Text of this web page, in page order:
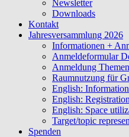
Newsletter
Downloads
Kontakt
Jahresversammlung 2026
Informationen +
Anmeldeformular
Anmeldung
Raumnutzung für
English:
English:
English: Space
Target/topic
Spenden